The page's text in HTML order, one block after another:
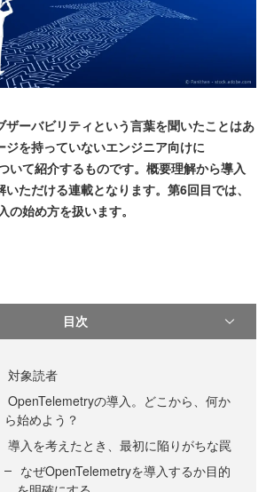
ーバビリティという言葉を聞いたことはあ
ジを持っていないエンジニア向けに
いて紹介するものです。概要理解から導入
ただける連載となります。第6回目では、
始め方を扱います。
目次
対象読者
OpenTelemetryの導入。どこから、何か
ら始めよう？
導入を考えたとき、最初に陥りがちな罠
なぜOpenTelemetryを導入するか目的